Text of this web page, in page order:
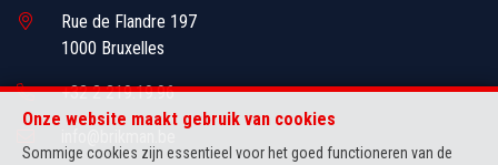
Onze website maakt gebruik van cookies
Sommige cookies zijn essentieel voor het goed functioneren van de
Rue de Flandre 197
1000 Bruxelles
+32 2 219.19.96